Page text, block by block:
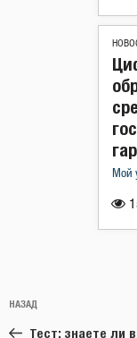
Мой
по
записям
Предыдущая
запись:
НАЗАД
Тест: знаете ли